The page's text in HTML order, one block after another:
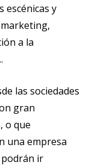
escénicas y
a la
las sociedades
gran
o que
una empresa
podrán ir